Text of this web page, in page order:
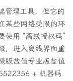
管理工具，但它的
某些网络受限的环
使用 “离线授权码”
，进入离线界面重
版盐值专业版盐值
+ 机器码